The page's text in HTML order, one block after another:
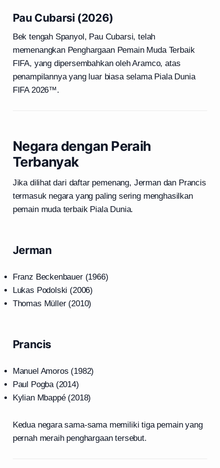
Pau Cubarsi (2026)
Bek tengah Spanyol, Pau Cubarsi, telah
memenangkan Penghargaan Pemain Muda Terbaik
FIFA, yang dipersembahkan oleh Aramco, atas
penampilannya yang luar biasa selama Piala Dunia
FIFA 2026™.
Negara dengan Peraih
Terbanyak
Jika dilihat dari daftar pemenang, Jerman dan Prancis
termasuk negara yang paling sering menghasilkan
pemain muda terbaik Piala Dunia.
Jerman
Franz Beckenbauer (1966)
Lukas Podolski (2006)
Thomas Müller (2010)
Prancis
Manuel Amoros (1982)
Paul Pogba (2014)
Kylian Mbappé (2018)
Kedua negara sama-sama memiliki tiga pemain yang
pernah meraih penghargaan tersebut.